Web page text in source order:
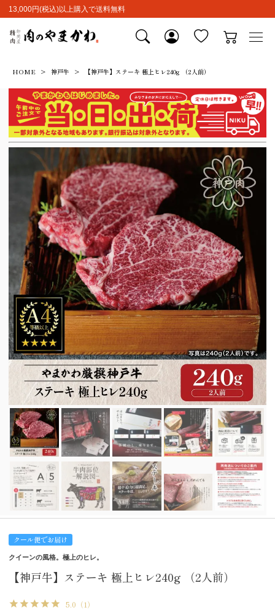
13,000円(税込)以上購入で送料無料
HOME 神戸牛 【神戸牛】ステーキ 極上ヒレ240g （2人前）
クール便でお届け
クイーンの風格。極上のヒレ。
【神戸牛】ステーキ 極上ヒレ240g （2人前）
5.0 （1）